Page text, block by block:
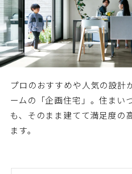
プロのおすすめや人気の設計
ームの「企画住宅」。住まい
も、そのまま建てて満足度の
ます。